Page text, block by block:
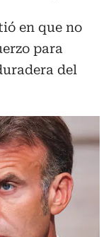
en que no
para
del